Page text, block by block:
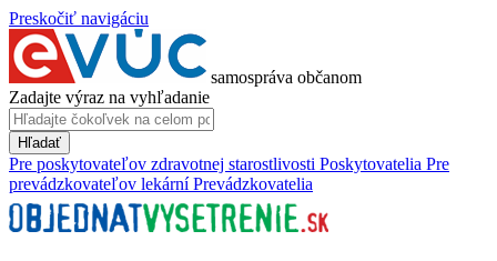
Preskočiť navigáciu
samospráva občanom
Zadajte výraz na vyhľadanie
Hľadať
Pre poskytovateľov zdravotnej starostlivosti Poskytovatelia Pre
prevádzkovateľov lekární Prevádzkovatelia